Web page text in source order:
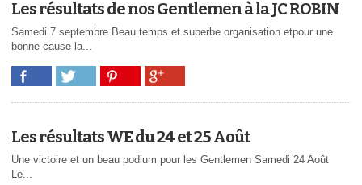
Les résultats de nos Gentlemen à la JC ROBIN
Samedi 7 septembre Beau temps et superbe organisation etpour une
bonne cause la...
Les résultats WE du 24 et 25 Août
Une victoire et un beau podium pour les Gentlemen Samedi 24 Août
Le...